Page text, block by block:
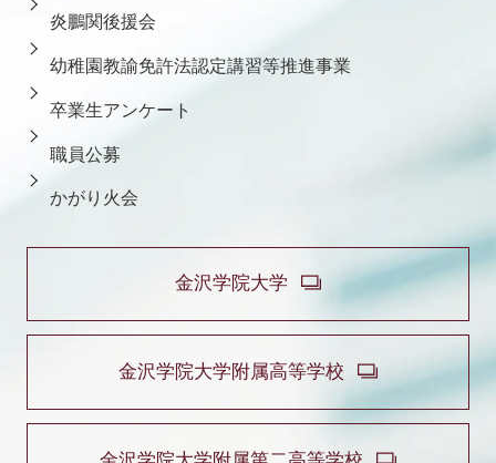
炎鵬関後援会
幼稚園教諭免許法認定講習等推進事業
卒業生アンケート
職員公募
かがり火会
金沢学院大学
金沢学院大学附属高等学校